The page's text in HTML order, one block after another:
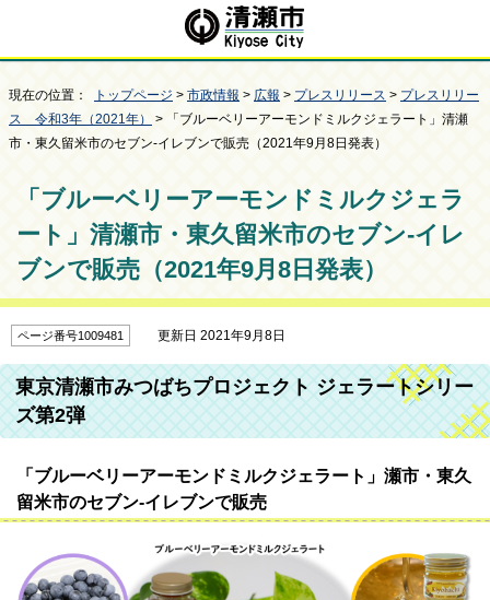
現在の位置： トップページ > 市政情報 > 広報 > プレスリリース > プレスリリー
ス 令和3年（2021年）
> 「ブルーベリーアーモンドミルクジェラート」清瀬
市・東久留米市のセブン-イレブンで販売（2021年9月8日発表）
「ブルーベリーアーモンドミルクジェラ
ート」清瀬市・東久留米市のセブン-イレ
ブンで販売（2021年9月8日発表）
ページ番号1009481 更新日 2021年9月8日
東京清瀬市みつばちプロジェクト ジェラートシリー
ズ第2弾
「ブルーベリーアーモンドミルクジェラート」瀬市・東久
留米市のセブン-イレブンで販売